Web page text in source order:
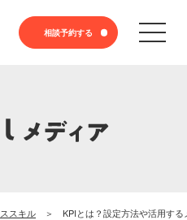
相談予約する
スキル KPIとは？設定方法や活用す